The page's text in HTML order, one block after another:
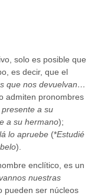
solo es posible que
es decir, que el
que nos devuelvan…
admiten pronombres
a su
a su hermano);
lo apruebe (*Estudié
).
enclítico, es un
nuestras
pueden ser núcleos